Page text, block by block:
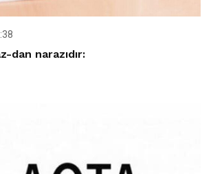
dan narazıdır: